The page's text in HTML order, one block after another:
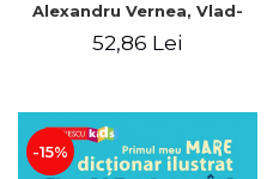
Alexandru Vernea, Vlad-
52,86 Lei
-15%